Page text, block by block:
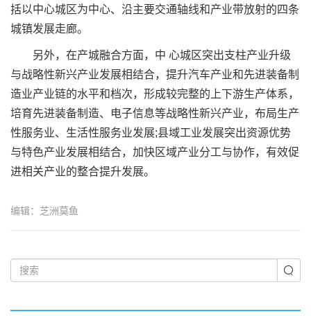
括以中心城区为中心、沿主要交通轴线和产业带放射的四条
城镇发展走廊。
另外，在产城融合方面，中 心城区突出支柱产业升级
与战略性新兴产业发展相结合，提升汽车产业和先进装备制
造业产业链的水平和档次，形成较完整的上下游生产体系，
培育先进装备制造、电子信息等战略性新兴产业，布局生产
性服务业、生活性服务业发展;县域工业发展突出资源优势
与特色产业发展相结合，加快区域产业分工与协作，有效促
进相关产业的整合提升发展。
编辑：芝洲莫鱼